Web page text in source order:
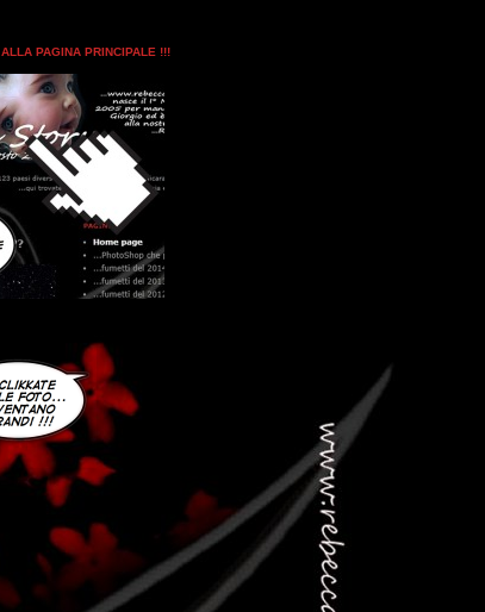
PAGINA PRINCIPALE !!!